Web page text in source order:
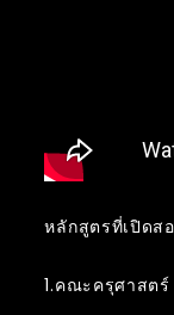
หลักสูตรที่เปิด
1.คณะครุศาสตร์